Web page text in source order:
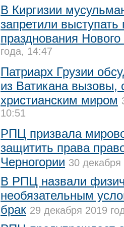
В Киргизии
запретили выступать
празднования Нового
года, 14:47
Патриарх Грузии
из Ватикана вызовы,
христианским миром
10:51
РПЦ призвала
защитить права
Черногории 30
В РПЦ назвали
необязательным
брак 29 декабря 2019